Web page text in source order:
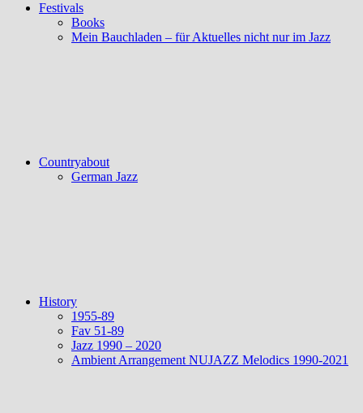
Festivals
Books
Mein Bauchladen – für Aktuelles nicht nur im Jazz
Countryabout
German Jazz
History
1955-89
Fav 51-89
Jazz 1990 – 2020
Ambient Arrangement NUJAZZ Melodics 1990-2021